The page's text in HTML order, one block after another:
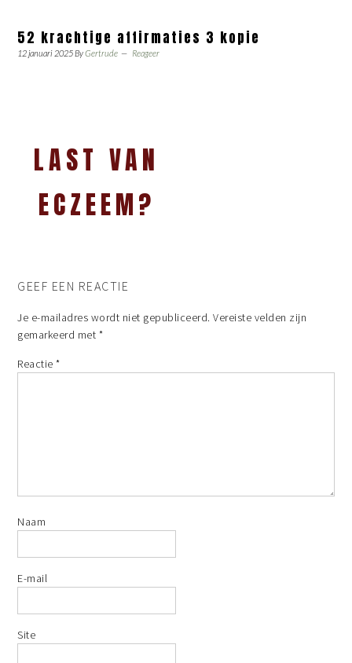
52 krachtige affirmaties 3 kopie
12 januari 2025ByGertrude Reageer
LAST VAN
ECZEEM?
GEEF EEN REACTIE
Je e-mailadres wordt niet gepubliceerd. Vereiste velden zijn
gemarkeerd met *
Reactie*
Naam
E-mail
Site